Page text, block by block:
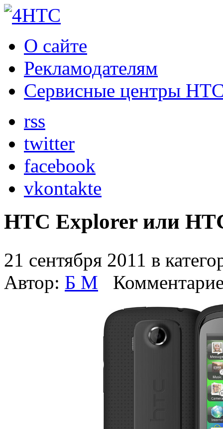
О сайте
Рекламодателям
Сервисные центры
rss
twitter
facebook
vkontakte
HTC Explorer или
21 сентября 2011 в
Автор: Б М